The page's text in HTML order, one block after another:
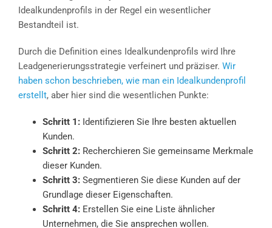
Idealkundenprofils in der Regel ein wesentlicher
Bestandteil ist.
Durch die Definition eines Idealkundenprofils wird Ihre
Leadgenerierungsstrategie verfeinert und präziser. Wir
haben schon beschrieben, wie man ein Idealkundenprofil
erstellt, aber hier sind die wesentlichen Punkte:
Schritt 1: Identifizieren Sie Ihre besten aktuellen
Kunden.
Schritt 2: Recherchieren Sie gemeinsame Merkmale
dieser Kunden.
Schritt 3: Segmentieren Sie diese Kunden auf der
Grundlage dieser Eigenschaften.
Schritt 4: Erstellen Sie eine Liste ähnlicher
Unternehmen, die Sie ansprechen wollen.